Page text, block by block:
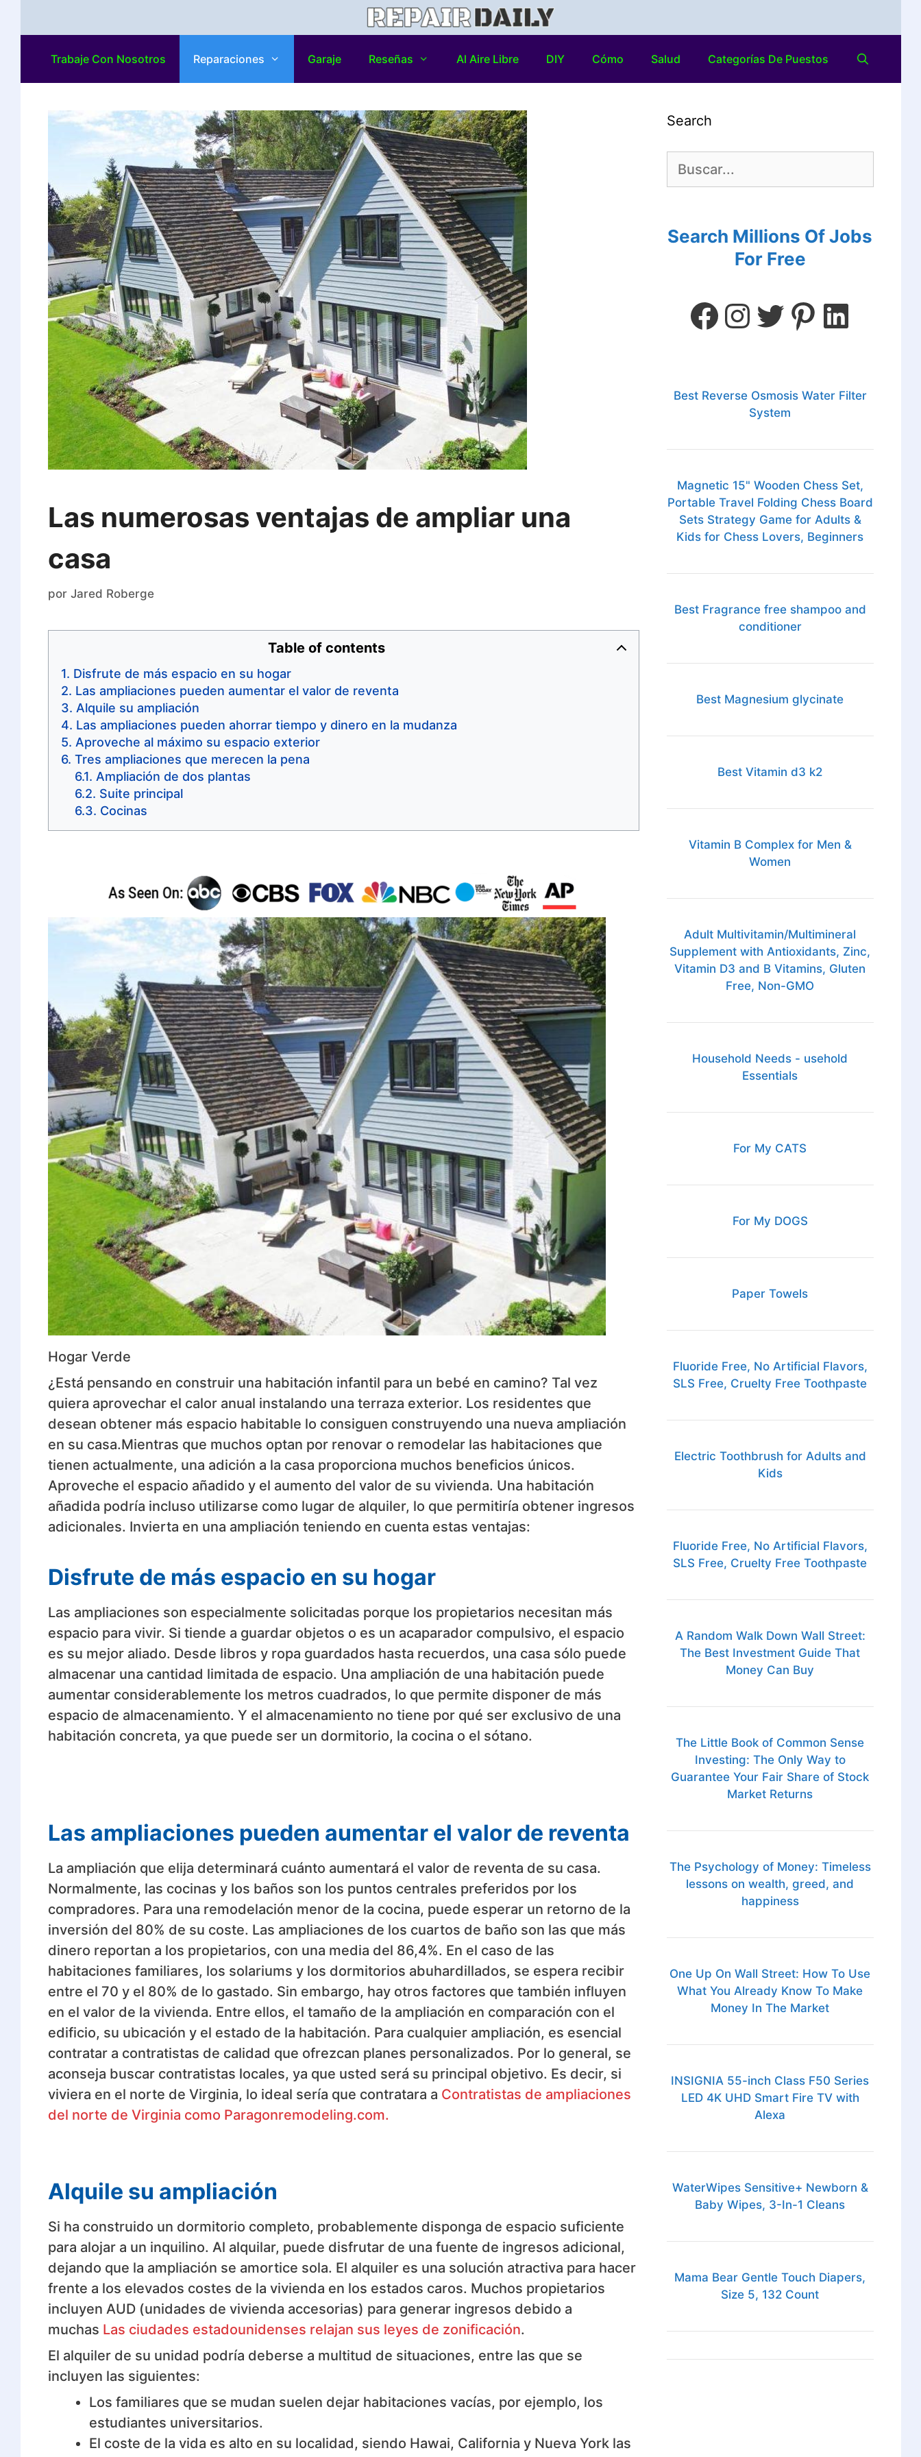
Trabaje Con Nosotros Reparaciones Garaje Reseñas Al Aire Libre DIY Cómo Salud Categorías De Puestos
Las numerosas ventajas de ampliar una
casa
por Jared Roberge
Table of contents
Disfrute de más espacio en su hogar
Las ampliaciones pueden aumentar el valor de reventa
Alquile su ampliación
Las ampliaciones pueden ahorrar tiempo y dinero en la mudanza
Aproveche al máximo su espacio exterior
Tres ampliaciones que merecen la pena
Ampliación de dos plantas
Suite principal
Cocinas
Hogar Verde
¿Está pensando en construir una habitación infantil para un bebé en camino? Tal vez
quiera aprovechar el calor anual instalando una terraza exterior. Los residentes que
desean obtener más espacio habitable lo consiguen construyendo una nueva ampliación
en su casa.Mientras que muchos optan por renovar o remodelar las habitaciones que
tienen actualmente, una adición a la casa proporciona muchos beneficios únicos.
Aproveche el espacio añadido y el aumento del valor de su vivienda. Una habitación
añadida podría incluso utilizarse como lugar de alquiler, lo que permitiría obtener ingresos
adicionales. Invierta en una ampliación teniendo en cuenta estas ventajas:
Disfrute de más espacio en su hogar
Las ampliaciones son especialmente solicitadas porque los propietarios necesitan más
espacio para vivir. Si tiende a guardar objetos o es un acaparador compulsivo, el espacio
es su mejor aliado. Desde libros y ropa guardados hasta recuerdos, una casa sólo puede
almacenar una cantidad limitada de espacio. Una ampliación de una habitación puede
aumentar considerablemente los metros cuadrados, lo que permite disponer de más
espacio de almacenamiento. Y el almacenamiento no tiene por qué ser exclusivo de una
habitación concreta, ya que puede ser un dormitorio, la cocina o el sótano.
Las ampliaciones pueden aumentar el valor de reventa
La ampliación que elija determinará cuánto aumentará el valor de reventa de su casa.
Normalmente, las cocinas y los baños son los puntos centrales preferidos por los
compradores. Para una remodelación menor de la cocina, puede esperar un retorno de la
inversión del 80% de su coste. Las ampliaciones de los cuartos de baño son las que más
dinero reportan a los propietarios, con una media del 86,4%. En el caso de las
habitaciones familiares, los solariums y los dormitorios abuhardillados, se espera recibir
entre el 70 y el 80% de lo gastado. Sin embargo, hay otros factores que también influyen
en el valor de la vivienda. Entre ellos, el tamaño de la ampliación en comparación con el
edificio, su ubicación y el estado de la habitación. Para cualquier ampliación, es esencial
contratar a contratistas de calidad que ofrezcan planes personalizados. Por lo general, se
aconseja buscar contratistas locales, ya que usted será su principal objetivo. Es decir, si
viviera en el norte de Virginia, lo ideal sería que contratara a Contratistas de ampliaciones
del norte de Virginia como Paragonremodeling.com.
Alquile su ampliación
Si ha construido un dormitorio completo, probablemente disponga de espacio suficiente
para alojar a un inquilino. Al alquilar, puede disfrutar de una fuente de ingresos adicional,
dejando que la ampliación se amortice sola. El alquiler es una solución atractiva para hacer
frente a los elevados costes de la vivienda en los estados caros. Muchos propietarios
incluyen AUD (unidades de vivienda accesorias) para generar ingresos debido a
muchas Las ciudades estadounidenses relajan sus leyes de zonificación.
El alquiler de su unidad podría deberse a multitud de situaciones, entre las que se
incluyen las siguientes:
Los familiares que se mudan suelen dejar habitaciones vacías, por ejemplo, los
estudiantes universitarios.
El coste de la vida es alto en su localidad, siendo Hawai, California y Nueva York las
Search
Search Millions Of Jobs
For Free
Best Reverse Osmosis Water Filter
System
Magnetic 15" Wooden Chess Set,
Portable Travel Folding Chess Board
Sets Strategy Game for Adults &
Kids for Chess Lovers, Beginners
Best Fragrance free shampoo and
conditioner
Best Magnesium glycinate
Best Vitamin d3 k2
Vitamin B Complex for Men &
Women
Adult Multivitamin/Multimineral
Supplement with Antioxidants, Zinc,
Vitamin D3 and B Vitamins, Gluten
Free, Non-GMO
Household Needs - usehold
Essentials
For My CATS
For My DOGS
Paper Towels
Fluoride Free, No Artificial Flavors,
SLS Free, Cruelty Free Toothpaste
Electric Toothbrush for Adults and
Kids
Fluoride Free, No Artificial Flavors,
SLS Free, Cruelty Free Toothpaste
A Random Walk Down Wall Street:
The Best Investment Guide That
Money Can Buy
The Little Book of Common Sense
Investing: The Only Way to
Guarantee Your Fair Share of Stock
Market Returns
The Psychology of Money: Timeless
lessons on wealth, greed, and
happiness
One Up On Wall Street: How To Use
What You Already Know To Make
Money In The Market
INSIGNIA 55-inch Class F50 Series
LED 4K UHD Smart Fire TV with
Alexa
WaterWipes Sensitive+ Newborn &
Baby Wipes, 3-In-1 Cleans
Mama Bear Gentle Touch Diapers,
Size 5, 132 Count